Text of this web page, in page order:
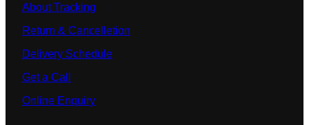
About Tracking
Return & Cancelletion
Delivery Schedule
Get a Call
Online Enquiry